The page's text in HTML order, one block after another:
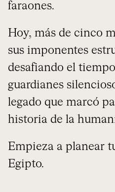
faraones.
Hoy, más de cinco
sus imponentes
desafiando el
guardianes
legado que marcó
historia de la
Empieza a planear
Egipto.